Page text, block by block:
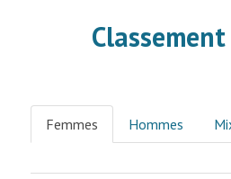
Femmes Hommes